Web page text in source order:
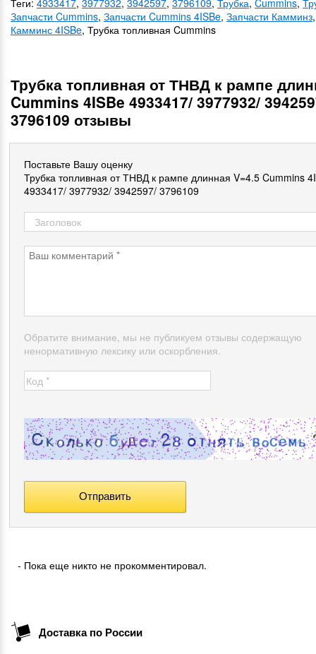
Запчасти Cummins, Запчасти Cummins 4ISBe, Запчасти Камминз
Камминс 4ISBe, Трубка топливная Cummins
Трубка топливная от ТНВД к рампе
Cummins 4ISBe 4933417/ 3977932/
3796109 отзывы
Поставьте Вашу оценку
Трубка топливная от ТНВД к рампе длинная V=4.5 Cummins
4933417/ 3977932/ 3942597/ 3796109
Обратите внимание, мы не публикуем отзывы содержащую
ненормативную лексику или оскорбления.
- Пока еще никто не прокомментировал.
Доставка по России